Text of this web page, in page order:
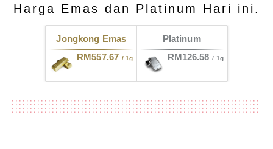
Harga Emas dan Platinum Hari ini.
Jongkong Emas
RM557.67 / 1g
Platinum
RM126.58 / 1g